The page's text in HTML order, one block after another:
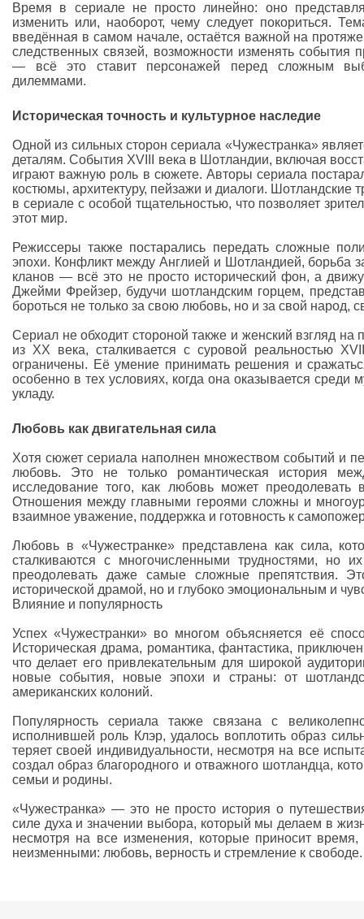
Время в сериале не просто линейно: оно
изменить или, наоборот, чему следует покориться.
введённая в самом начале, остаётся важной на
следственных связей, возможности изменять события
— всё это ставит персонажей перед сложным
дилеммами.
Историческая точность и культурное наследие
Одной из сильных сторон сериала «Чужестранка»
деталям. События XVIII века в Шотландии, включая
играют важную роль в сюжете. Авторы сериала
костюмы, архитектуру, пейзажи и диалоги. Шотландские
в сериале с особой тщательностью, что позволяет
этот мир.
Режиссеры также постарались передать сложные
эпохи. Конфликт между Англией и Шотландией, борьба
кланов — всё это не просто исторический фон, а
Джейми Фрейзер, будучи шотландским горцем,
бороться не только за свою любовь, но и за свой народ,
Сериал не обходит стороной также и женский взгляд
из XX века, сталкивается с суровой реальностью
ограничены. Её умение принимать решения и
особенно в тех условиях, когда она оказывается
укладу.
Любовь как двигательная сила
Хотя сюжет сериала наполнен множеством событий и
любовь. Это не только романтическая история
исследование того, как любовь может преодолевать
Отношения между главными героями сложны и
взаимное уважение, поддержка и готовность к
Любовь в «Чужестранке» представлена как сила,
сталкиваются с многочисленными трудностями, но
преодолевать даже самые сложные препятствия.
исторической драмой, но и глубоко эмоциональным и
Влияние и популярность
Успех «Чужестранки» во многом объясняется её
Историческая драма, романтика, фантастика,
что делает его привлекательным для широкой
новые события, новые эпохи и страны: от
американских колоний.
Популярность сериала также связана с
исполнившей роль Клэр, удалось воплотить образ
теряет своей индивидуальности, несмотря на все
создал образ благородного и отважного шотландца,
семьи и родины.
«Чужестранка» — это не просто история о
силе духа и значении выбора, который мы делаем в
несмотря на все изменения, которые приносит
неизменными: любовь, верность и стремление к свободе.